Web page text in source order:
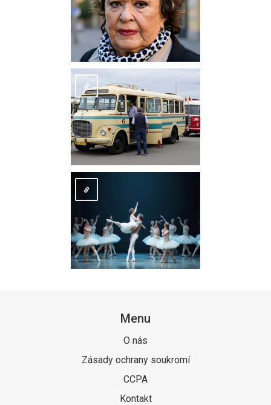
Menu
O nás
Zásady ochrany soukromí
CCPA
Kontakt